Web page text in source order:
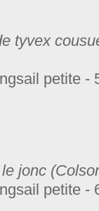
tyvex
petite -
jonc
petite -